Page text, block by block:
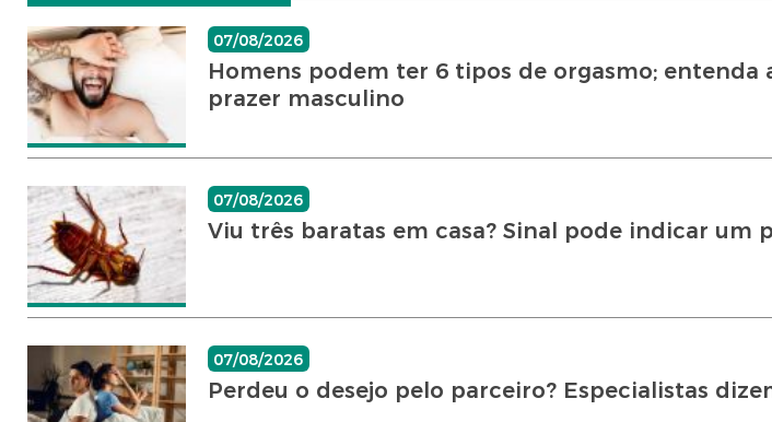
07/08/2026
Homens podem ter 6 tipos de orgasmo; entenda
prazer masculino
07/08/2026
Viu três baratas em casa? Sinal pode indicar um
07/08/2026
Perdeu o desejo pelo parceiro? Especialistas